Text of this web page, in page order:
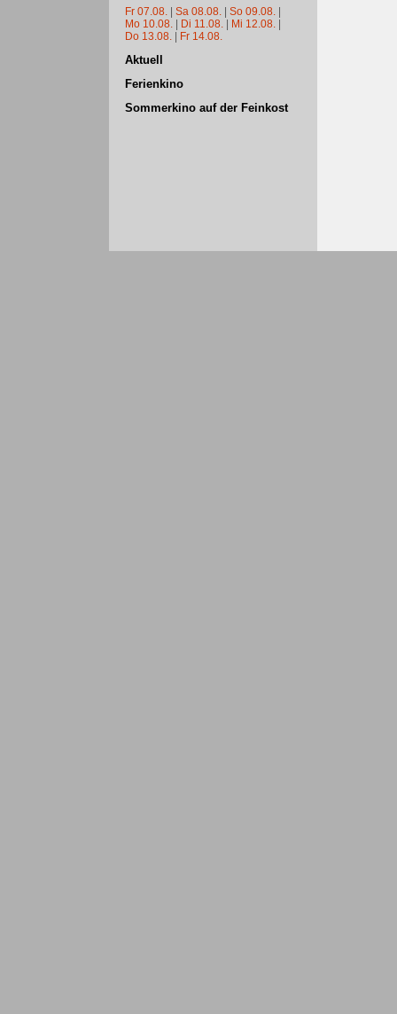
Fr 07.08. |Sa 08.08. |So 09.08. |
Mo 10.08. | Di 11.08. | Mi 12.08. |
Do 13.08. | Fr 14.08.
Aktuell
Ferienkino
Sommerkino auf der Feinkost